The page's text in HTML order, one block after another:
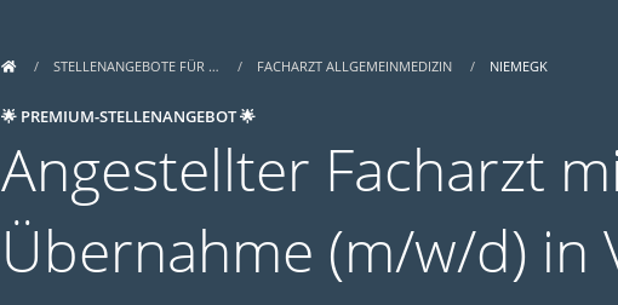
STELLENANGEBOTE FÜR … FACHARZT ALLGEMEINMEDIZIN NIEMEGK
🌟 PREMIUM-STELLENANGEBOT 🌟
Angestellter Facharzt
Übernahme (m/w/d) in